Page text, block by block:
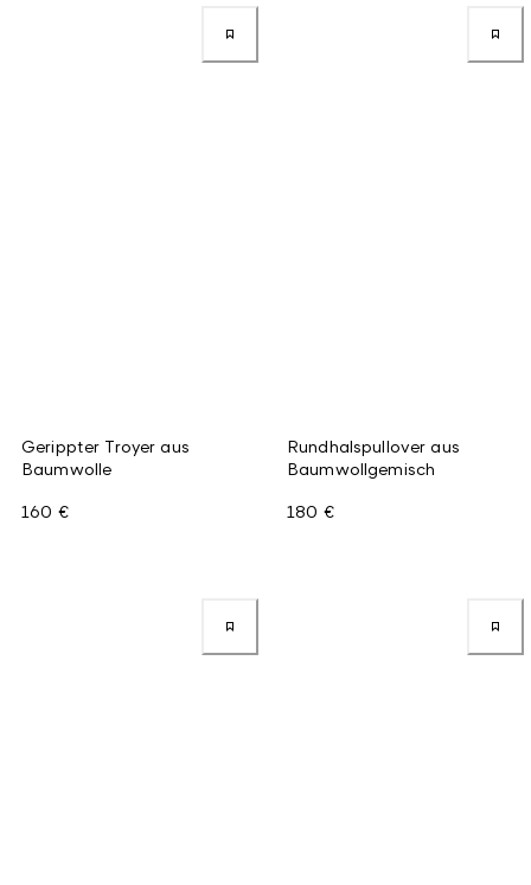
Gerippter Troyer aus
Baumwolle
160 €
Rundhalspullover aus
Baumwollgemisch
180 €